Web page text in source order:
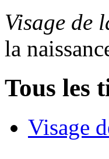
Visage de
la
Tous les
Visage